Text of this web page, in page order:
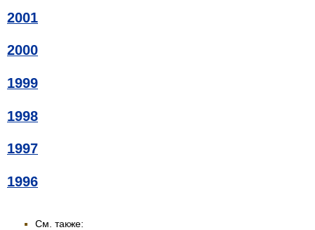
2001
2000
1999
1998
1997
1996
См. также: